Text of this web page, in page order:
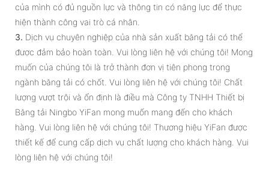
của mình có đủ nguồn lực và thông tin có năng lực để thực
hiện thành công vai trò cá nhân.
3. Dịch vụ chuyên nghiệp của nhà sản xuất băng tải có thể
được đảm bảo hoàn toàn. Vui lòng liên hệ với chúng tôi! Mong
muốn của chúng tôi là trở thành đơn vị tiên phong trong
ngành băng tải có chốt. Vui lòng liên hệ với chúng tôi! Chất
lượng vượt trội và ổn định là điều mà Công ty TNHH Thiết bị
Băng tải Ningbo YiFan mong muốn mang đến cho khách
hàng. Vui lòng liên hệ với chúng tôi! Thương hiệu YiFan được
thiết kế để cung cấp dịch vụ chất lượng cho khách hàng. Vui
lòng liên hệ với chúng tôi!